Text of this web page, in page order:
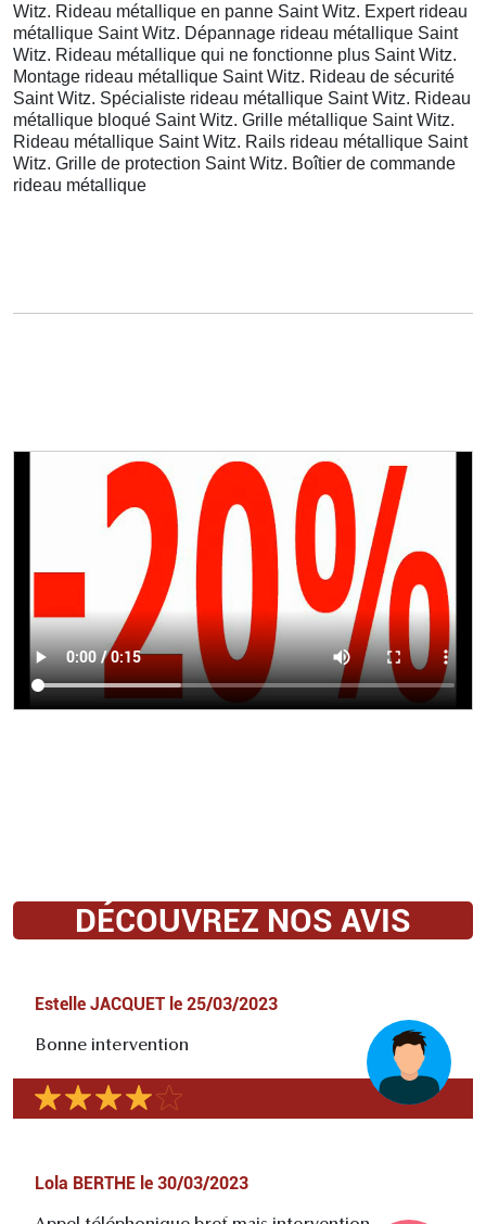
Witz. Rideau métallique en panne Saint Witz. Expert rideau
métallique Saint Witz. Dépannage rideau métallique Saint
Witz. Rideau métallique qui ne fonctionne plus Saint Witz.
Montage rideau métallique Saint Witz. Rideau de sécurité
Saint Witz. Spécialiste rideau métallique Saint Witz. Rideau
métallique bloqué Saint Witz. Grille métallique Saint Witz.
Rideau métallique Saint Witz. Rails rideau métallique Saint
Witz. Grille de protection Saint Witz. Boîtier de commande
rideau métallique
DÉCOUVREZ NOS AVIS
Estelle JACQUET le 25/03/2023
Bonne intervention
Lola BERTHE le 30/03/2023